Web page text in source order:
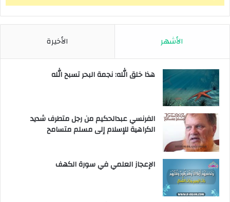
الأشهر الأخيرة
هذا خلق الله: نجمة البحر تسبح الله
الفرنسي عبدالحكيم من رجل متطرف شديد
الكراهية للإسلام إلى مسلم متسامح
الإعجاز العلمي في سورة الكهف